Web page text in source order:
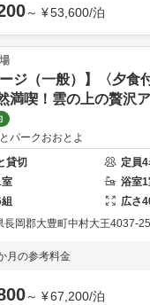
～ ¥53,600/泊
ージ（一般）】〈夕食
満喫！雲の上の贅沢
パークおおとよ
貸切
定員4
室 浴室1
組 広さ
長岡郡大豊町中村大王4037-25
月の参考料金
～ ¥67,200/泊